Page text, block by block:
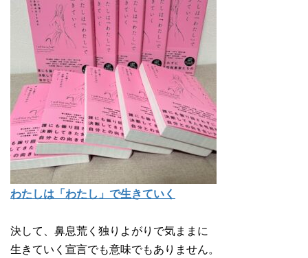
わたしは「わたし」で生きていく
決して、鼻息荒く独りよがりで気ままに
生きていく宣言でも意味でもありません。